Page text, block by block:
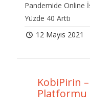
Pandemide Online
Yüzde 40 Arttı
12 Mayıs 2021
KobiPirin
Platformu